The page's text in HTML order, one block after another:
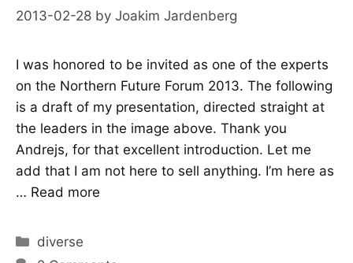
2013-02-28 by Joakim Jardenberg
I was honored to be invited as one of the experts
on the Northern Future Forum 2013. The following
is a draft of my presentation, directed straight at
the leaders in the image above. Thank you
Andrejs, for that excellent introduction. Let me
add that I am not here to sell anything. I’m here as
… Read more
Categories
diverse